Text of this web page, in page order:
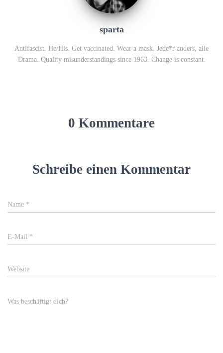
sparta
Antifascist. He/His. Get vaccinated. Wear a mask. Jede*r anders, alle
Drama. Quality misunderstandings since 1963. Change is constant.
0 Kommentare
Schreibe einen Kommentar
Name *
E-Mail *
Website
Was beschäftigt dich?